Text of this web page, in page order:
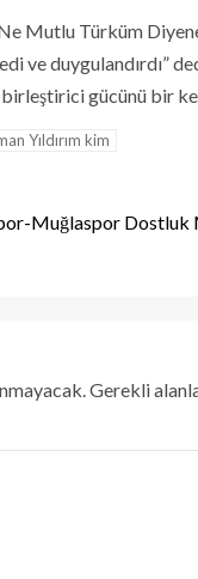
Mutlu Türküm
ve duygulandırdı”
gücünü bir
Yıldırım kim
Muğlaspor Dostluk
Gerekli